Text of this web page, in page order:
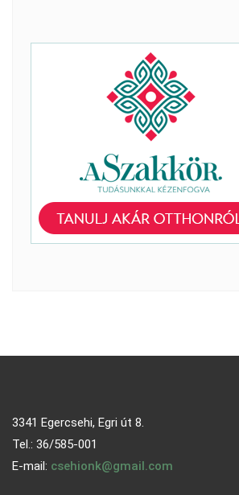
3341 Egercsehi, Egri út 8.
Tel.: 36/585-001
E-mail: csehionk@gmail.com